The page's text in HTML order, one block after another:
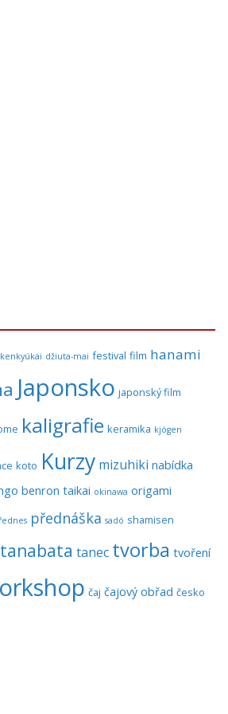
džiuta-mai festival film hanami
Japonsko japonský film
kaligrafie keramika kjógen
koto Kurzy mizuhiki nabídka
benron taikai okinawa origami
přednáška sadó shamisen
tanabata tanec tvorba tvoření
čaj čajový obřad česko